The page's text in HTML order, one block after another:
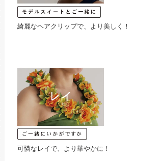
綺麗なヘアクリップで、より美しく！
可憐なレイで、より華やかに！